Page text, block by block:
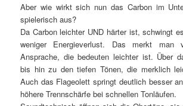
Aber wie wirkt sich nun das Carbon im
spielerisch aus?
Da Carbon leichter UND härter ist, schwingt
weniger Energieverlust. Das merkt
Ansprache, die bedeuten leichter ist. Über
bis hin zu den tiefen Tönen, die merklich
Auch das Flageolett springt deutlich besser
höhere Trennschärfe bei schnellen Tonläufen.